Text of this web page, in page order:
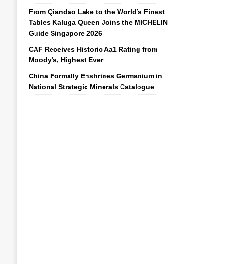
From Qiandao Lake to the World’s Finest
Tables Kaluga Queen Joins the MICHELIN
Guide Singapore 2026
CAF Receives Historic Aa1 Rating from
Moody’s, Highest Ever
China Formally Enshrines Germanium in
National Strategic Minerals Catalogue